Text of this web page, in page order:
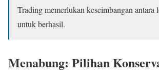
Trading memerlukan keseimbangan antara
untuk berhasil.
Menabung: Pilihan